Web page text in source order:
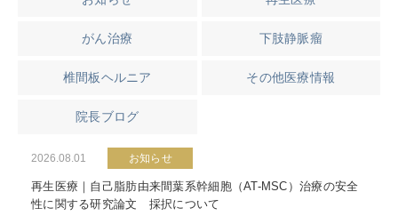
がん治療 下肢静脈瘤
椎間板ヘルニア その他医療情報
院長ブログ
2026.08.01 お知らせ
再生医療｜自己脂肪由来間葉系幹細胞（AT-MSC）治療の安全
性に関する研究論文 採択について